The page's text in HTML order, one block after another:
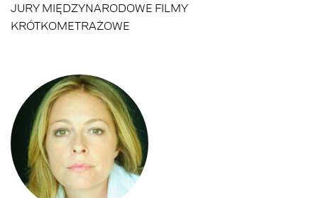
JURY MIĘDZYNARODOWE FILMY
KRÓTKOMETRAŻOWE